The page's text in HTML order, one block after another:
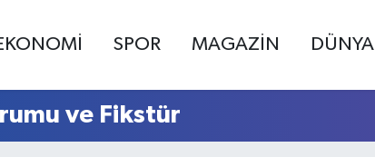
SPOR MAGAZİN DÜNYA
ve Fikstür